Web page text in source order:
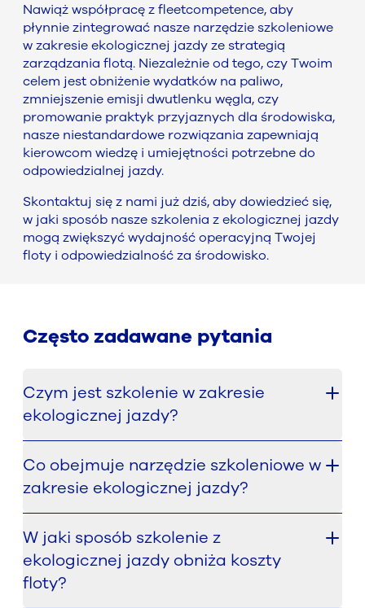
Nawiąż współpracę z fleetcompetence, aby
płynnie zintegrować nasze narzędzie szkoleniowe
w zakresie ekologicznej jazdy ze strategią
zarządzania flotą. Niezależnie od tego, czy Twoim
celem jest obniżenie wydatków na paliwo,
zmniejszenie emisji dwutlenku węgla, czy
promowanie praktyk przyjaznych dla środowiska,
nasze niestandardowe rozwiązania zapewniają
kierowcom wiedzę i umiejętności potrzebne do
odpowiedzialnej jazdy.
Skontaktuj się z nami już dziś, aby dowiedzieć się,
w jaki sposób nasze szkolenia z ekologicznej jazdy
mogą zwiększyć wydajność operacyjną Twojej
floty i odpowiedzialność za środowisko.
Często zadawane pytania
Czym jest szkolenie w zakresie
ekologicznej jazdy?
program skierowany do kierowców, mający na
celu poprawę efektywności zużycia paliwa i energii
elektrycznej w całej flocie firmowej. Wyposaża
kierowców w praktyczne techniki, które
zmniejszają zużycie energii i wspierają bardziej
zrównoważone zachowania podczas jazdy.
Co obejmuje narzędzie szkoleniowe w
zakresie ekologicznej jazdy?
oprogramowaniu rozwiązanie szkoleniowe, które
pomaga kierowcom rozwijać niezbędne
umiejętności w zakresie ekologicznej jazdy.
W jaki sposób szkolenie z
ekologicznej jazdy obniża koszty
floty?